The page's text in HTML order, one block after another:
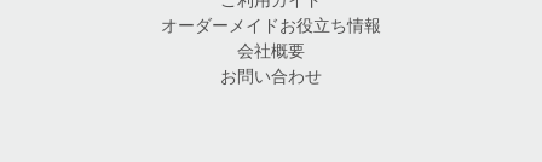
オーダーメイドお役立ち情報
会社概要
お問い合わせ